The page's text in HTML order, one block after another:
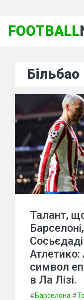
FOOTBALL
Більбао
Талант,
Атлетико:
символ
в Ла Лізі.
#Барселона #